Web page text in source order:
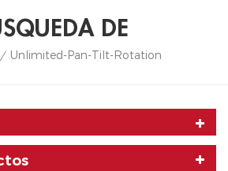
DE
/ Unlimited-Pan-Tilt-Rotation